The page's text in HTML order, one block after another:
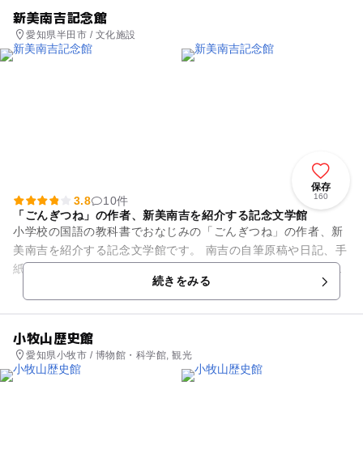
新美南吉記念館
愛知県半田市 / 文化施設
保存
160
3.8
10件
「ごんぎつね」の作者、新美南吉を紹介する記念文学館
小学校の国語の教科書でおなじみの「ごんぎつね」の作者、新
美南吉を紹介する記念文学館です。 南吉の自筆原稿や日記、手
紙といった興味深い展示品もあれば、代表作のジオラマもあ
り、想像の世界だった物語...続きをみる
小牧山歴史館
愛知県小牧市 / 博物館・科学館, 観光